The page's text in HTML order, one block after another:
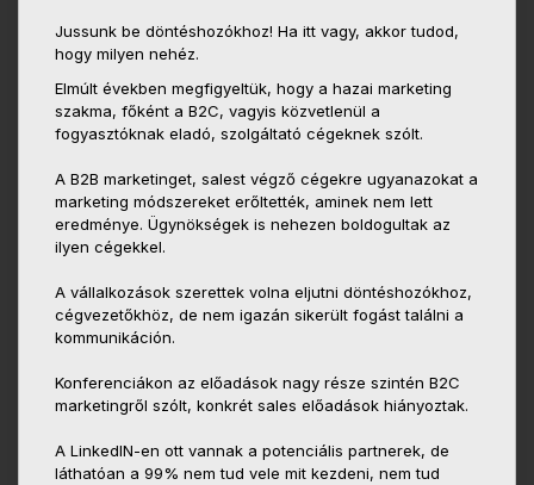
Jussunk be döntéshozókhoz! Ha itt vagy, akkor tudod,
hogy milyen nehéz.
Elmúlt években megfigyeltük, hogy a hazai marketing
szakma, főként a B2C, vagyis közvetlenül a
fogyasztóknak eladó, szolgáltató cégeknek szólt.
A B2B marketinget, salest végző cégekre ugyanazokat a
marketing módszereket erőltették, aminek nem lett
eredménye. Ügynökségek is nehezen boldogultak az
ilyen cégekkel.
A vállalkozások szerettek volna eljutni döntéshozókhoz,
cégvezetőkhöz, de nem igazán sikerült fogást találni a
kommunikáción.
Konferenciákon az előadások nagy része szintén B2C
marketingről szólt, konkrét sales előadások hiányoztak.
A LinkedIN-en ott vannak a potenciális partnerek, de
láthatóan a 99% nem tud vele mit kezdeni, nem tud